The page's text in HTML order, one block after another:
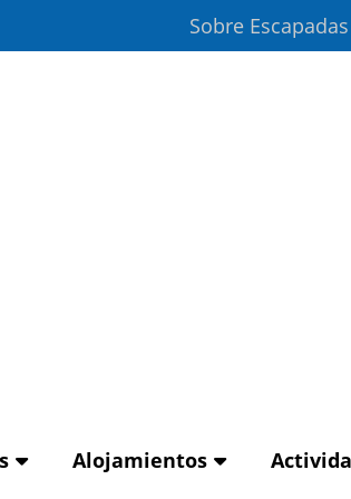
Sobre Escapadas
Alojamientos